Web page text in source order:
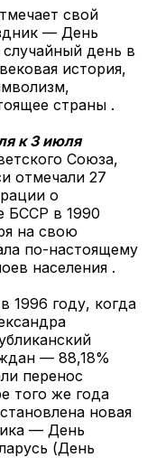
свой
— День
день в
история,
страны .
к 3 июля
Союза,
отмечали 27
о
БССР в 1990
на свою
по-настоящему
населения .
1996 году, когда
— 88,18%
перенос
того же года
новая
— День
(День